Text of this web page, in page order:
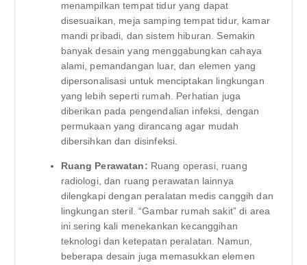
menampilkan tempat tidur yang dapat
disesuaikan, meja samping tempat tidur, kamar
mandi pribadi, dan sistem hiburan. Semakin
banyak desain yang menggabungkan cahaya
alami, pemandangan luar, dan elemen yang
dipersonalisasi untuk menciptakan lingkungan
yang lebih seperti rumah. Perhatian juga
diberikan pada pengendalian infeksi, dengan
permukaan yang dirancang agar mudah
dibersihkan dan disinfeksi.
Ruang Perawatan: Ruang operasi, ruang
radiologi, dan ruang perawatan lainnya
dilengkapi dengan peralatan medis canggih dan
lingkungan steril. “Gambar rumah sakit” di area
ini sering kali menekankan kecanggihan
teknologi dan ketepatan peralatan. Namun,
beberapa desain juga memasukkan elemen